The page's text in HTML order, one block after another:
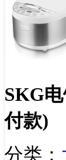
SKG
付款)
分类：